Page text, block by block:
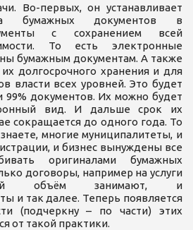
Во-первых, он устанавливает
бумажных документов в
с сохранением всей
То есть электронные
бумажным документам. А также
долгосрочного хранения и для
власти всех уровней. Это будет
99% документов. Их можно будет
вид. И дальше срок их
сокращается до одного года. То
многие муниципалитеты, и
и бизнес вынуждены все
оригиналами бумажных
договоры, например на услуги
объём занимают, и
и так далее. Теперь появляется
(подчеркну – по части) этих
от такой практики.